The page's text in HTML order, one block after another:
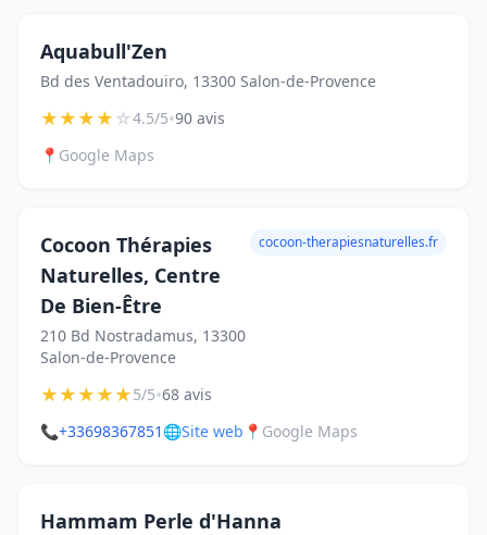
Aquabull'Zen
Bd des Ventadouiro, 13300 Salon-de-Provence
★★★★☆4.5/5•90 avis
📍 Google Maps
Cocoon Thérapies
Naturelles, Centre
De Bien-Être
210 Bd Nostradamus, 13300
Salon-de-Provence
cocoon-therapiesnaturelles.fr
★★★★★5/5•68 avis
📞+33698367851 🌐Site web 📍 Google Maps
Hammam Perle d'Hanna